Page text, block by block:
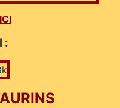
ICI
: